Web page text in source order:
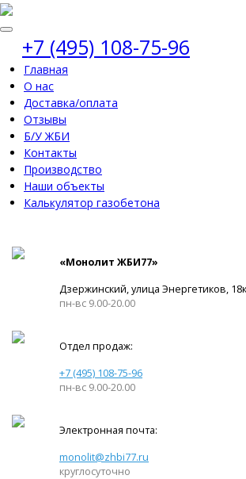
+7 (495) 108-75-96
Главная
О нас
Доставка/оплата
Отзывы
Б/У ЖБИ
Контакты
Производство
Наши объекты
Калькулятор газобетона
«Монолит ЖБИ77»
Дзержинский, улица Энергетиков,
пн-вс 9.00-20.00
Отдел продаж:
+7 (495) 108-75-96
пн-вс 9.00-20.00
Электронная почта:
monolit@zhbi77.ru
круглосуточно